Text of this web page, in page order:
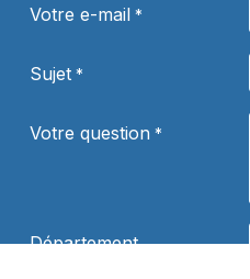
Votre e-mail *
Sujet *
Votre question *
Département